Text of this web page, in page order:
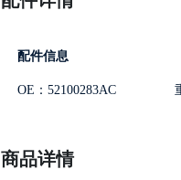
配件信息
OE：52100283AC
商品详情